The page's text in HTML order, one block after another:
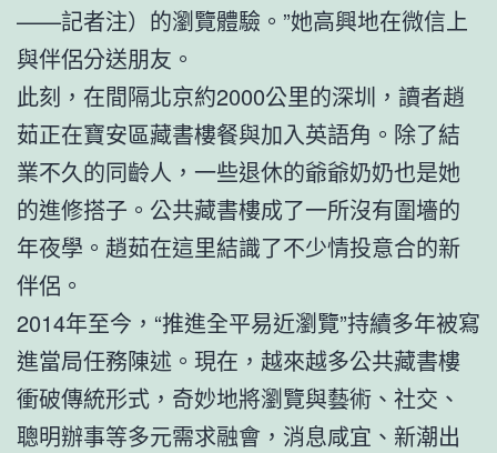
——記者注）的瀏覽體驗。”她高興地在微信上
與伴侶分送朋友。
此刻，在間隔北京約2000公里的深圳，讀者趙
茹正在寶安區藏書樓餐與加入英語角。除了結
業不久的同齡人，一些退休的爺爺奶奶也是她
的進修搭子。公共藏書樓成了一所沒有圍墻的
年夜學。趙茹在這里結識了不少情投意合的新
伴侶。
2014年至今，“推進全平易近瀏覽”持續多年被寫
進當局任務陳述。現在，越來越多公共藏書樓
衝破傳統形式，奇妙地將瀏覽與藝術、社交、
聰明辦事等多元需求融會，消息咸宜、新潮出